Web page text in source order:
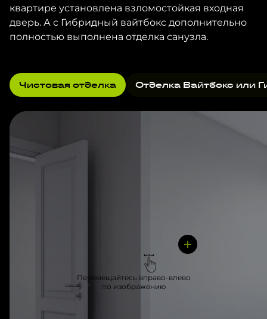
квартире установлена взломостойкая входная
дверь. А с Гибридный вайтбокс дополнительно
полностью выполнена отделка санузла.
Чистовая отделка Отделка Вайтбокс или
Перемещайтесь вправо-влево
по изображению